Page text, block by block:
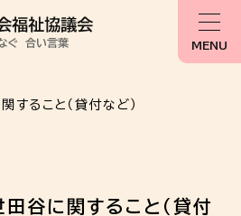
MENU
すること（貸付など）
谷に関すること（貸付